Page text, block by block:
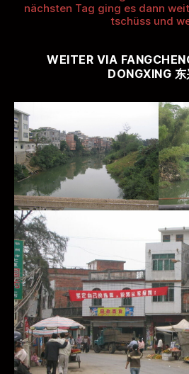
nächsten Tag ging es dann
tschüss und
WEITER VIA
DONGXING